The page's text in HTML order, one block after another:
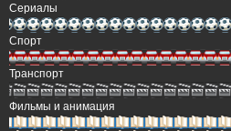
Сериалы
Спорт
Транспорт
Фильмы и анимация